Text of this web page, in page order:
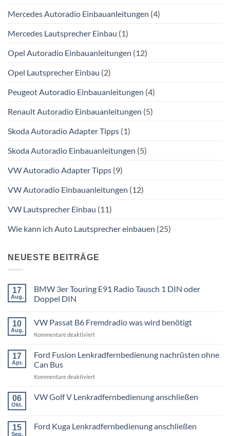
Mercedes Autoradio Einbauanleitungen (4)
Mercedes Lautsprecher Einbau (1)
Opel Autoradio Einbauanleitungen (12)
Opel Lautsprecher Einbau (2)
Peugeot Autoradio Einbauanleitungen (4)
Renault Autoradio Einbauanleitungen (5)
Skoda Autoradio Adapter Tipps (1)
Skoda Autoradio Einbauanleitungen (5)
VW Autoradio Adapter Tipps (9)
VW Autoradio Einbauanleitungen (12)
VW Lautsprecher Einbau (11)
Wie kann ich Auto Lautsprecher einbauen (25)
NEUESTE BEITRÄGE
17
Aug.
BMW 3er Touring E91 Radio Tausch 1 DIN oder
Doppel DIN
zu
3er
Radio
Tausch
1
DIN
DIN
10
Aug.
VW Passat B6 Fremdradio was wird benötigt
Kommentare deaktiviertfür
Passat
B6
was
benötigt
17
Apr.
Ford Fusion Lenkradfernbedienung nachrüsten ohne
Can Bus
Kommentare deaktiviertfür
Fusion
Lenkradfernbedienung
Can
06
Okt.
VW Golf V Lenkradfernbedienung anschließen
VW
15
Sep.
Ford Kuga Lenkradfernbedienung anschließen